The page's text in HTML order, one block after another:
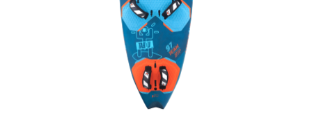
Des conseils (par téléphone), du matos d'occasion de bonne
qualité : c'est toujours un plaisir!
il y a 3 semaines
Cela faisait 6 mois que je galérais à remplacer ma board eux
m'ont trouvé une pépite à laquelle je n'aurais jamais pensé !